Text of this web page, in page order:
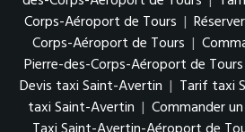
Corps-Aéroport de Tours |
Corps-Aéroport de Tours |
Pierre-des-Corps-Aéroport de Tours
Devis taxi Saint-Avertin | Tarif taxi
taxi Saint-Avertin | Commander